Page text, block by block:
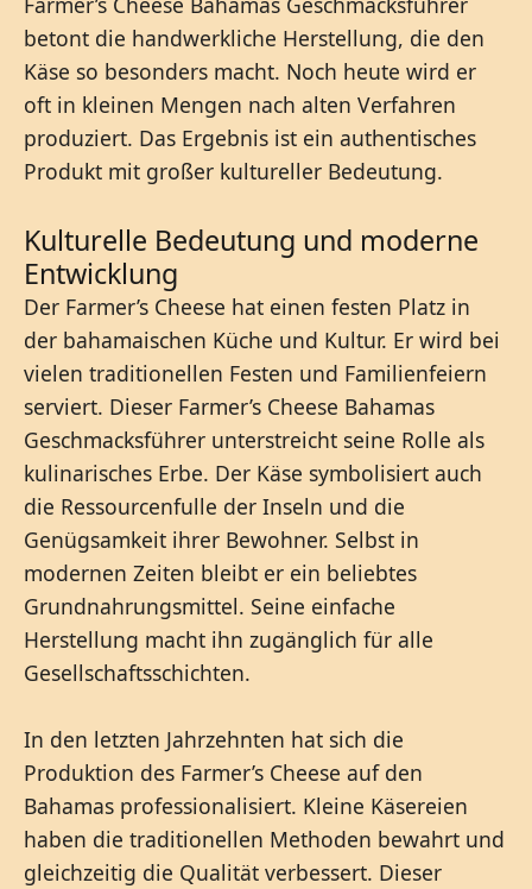
betont die handwerkliche Herstellung, die den
Käse so besonders macht. Noch heute wird er
oft in kleinen Mengen nach alten Verfahren
produziert. Das Ergebnis ist ein authentisches
Produkt mit großer kultureller Bedeutung.
Kulturelle Bedeutung und moderne
Entwicklung
Der Farmer’s Cheese hat einen festen Platz in
der bahamaischen Küche und Kultur. Er wird bei
vielen traditionellen Festen und Familienfeiern
serviert. Dieser Farmer’s Cheese Bahamas
Geschmacksführer unterstreicht seine Rolle als
kulinarisches Erbe. Der Käse symbolisiert auch
die Ressourcenfulle der Inseln und die
Genügsamkeit ihrer Bewohner. Selbst in
modernen Zeiten bleibt er ein beliebtes
Grundnahrungsmittel. Seine einfache
Herstellung macht ihn zugänglich für alle
Gesellschaftsschichten.
In den letzten Jahrzehnten hat sich die
Produktion des Farmer’s Cheese auf den
Bahamas professionalisiert. Kleine Käsereien
haben die traditionellen Methoden bewahrt und
gleichzeitig die Qualität verbessert. Dieser